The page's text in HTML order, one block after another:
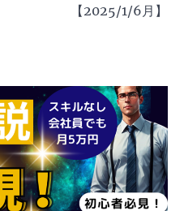
【2025/1/6月】